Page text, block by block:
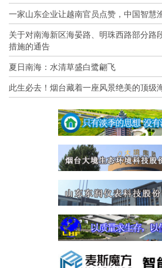
一家山东企业让越南官员点赞，中国智慧
关于对南海新区海晏路、明珠西路部分路
措施的通告
夏日南海：水清草盛白鹭翩飞
此生必去！烟台藏着一座风景绝美的顶级